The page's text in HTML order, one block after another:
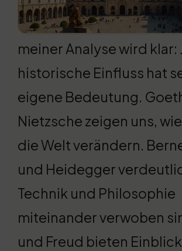
meiner Analyse wird klar:
historische Einfluss hat
eigene Bedeutung.
Nietzsche zeigen uns,
die Welt verändern.
und Heidegger
Technik und Philosophie
miteinander verwoben
und Freud bieten